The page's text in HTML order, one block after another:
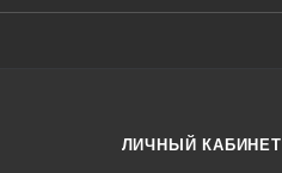
ЛИЧНЫЙ КАБИНЕТ